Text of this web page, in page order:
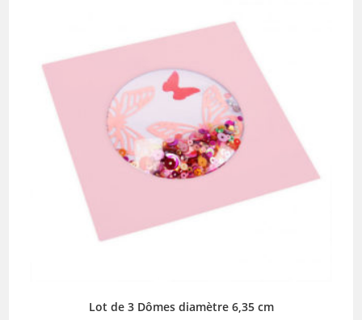
Lot de 3 Dômes diamètre 6,35 cm